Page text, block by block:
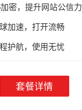
密，提升网站公信力
加速，打开流畅
护航，使用无忧
套餐详情